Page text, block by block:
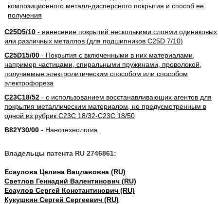
C25D5/10- нанесение покрытий несколькими слоями одинаковых
или различных металлов (для подшипников C25D 7/10)
C25D15/00- Покрытия с включенными в них материалами,
например частицами, спиральными пружинами, проволокой,
получаемые электролитическим способом или способом
электрофореза
C23C18/52- с использованием восстанавливающих агентов для
покрытия металлическим материалом, не предусмотренным в
одной из рубрик C23C 18/32-C23C 18/50
B82Y30/00- Нанотехнология
Владельцы патента RU 2746861:
Есаулова Целина Вацлавовна (RU)
Светлов Геннадий Валентинович (RU)
Есаулов Сергей Константинович (RU)
Кукушкин Сергей Сергеевич (RU)